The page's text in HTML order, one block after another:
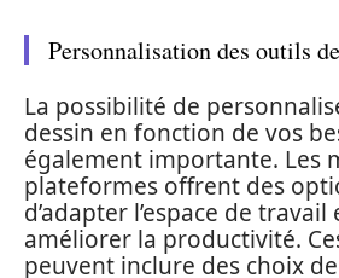
Personnalisation des outils
La possibilité de
dessin en fonction de vos
également importante. Les
plateformes offrent des
d’adapter l’espace de travail
améliorer la productivité.
peuvent inclure des choix